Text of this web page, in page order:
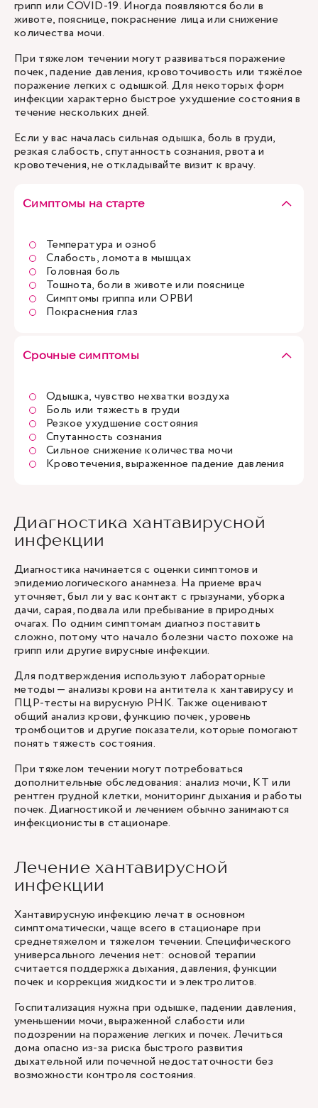
грипп или COVID-19. Иногда появляются боли в
животе, пояснице, покраснение лица или снижение
количества мочи.
При тяжелом течении могут развиваться поражение
почек, падение давления, кровоточивость или тяжёлое
поражение легких с одышкой. Для некоторых форм
инфекции характерно быстрое ухудшение состояния в
течение нескольких дней.
Если у вас началась сильная одышка, боль в груди,
резкая слабость, спутанность сознания, рвота и
кровотечения, не откладывайте визит к врачу.
Симптомы на старте
Температура и озноб
Слабость, ломота в мышцах
Головная боль
Тошнота, боли в животе или пояснице
Симптомы гриппа или ОРВИ
Покраснения глаз
Срочные симптомы
Одышка, чувство нехватки воздуха
Боль или тяжесть в груди
Резкое ухудшение состояния
Спутанность сознания
Сильное снижение количества мочи
Кровотечения, выраженное падение давления
Диагностика хантавирусной
инфекции
Диагностика начинается с оценки симптомов и
эпидемиологического анамнеза. На приеме врач
уточняет, был ли у вас контакт с грызунами, уборка
дачи, сарая, подвала или пребывание в природных
очагах. По одним симптомам диагноз поставить
сложно, потому что начало болезни часто похоже на
грипп или другие вирусные инфекции.
Для подтверждения используют лабораторные
методы — анализы крови на антитела к хантавирусу и
ПЦР-тесты на вирусную РНК. Также оценивают
общий анализ крови, функцию почек, уровень
тромбоцитов и другие показатели, которые помогают
понять тяжесть состояния.
При тяжелом течении могут потребоваться
дополнительные обследования: анализ мочи, КТ или
рентген грудной клетки, мониторинг дыхания и работы
почек. Диагностикой и лечением обычно занимаются
инфекционисты в стационаре.
Лечение хантавирусной
инфекции
Хантавирусную инфекцию лечат в основном
симптоматически, чаще всего в стационаре при
среднетяжелом и тяжелом течении. Специфического
универсального лечения нет: основой терапии
считается поддержка дыхания, давления, функции
почек и коррекция жидкости и электролитов.
Госпитализация нужна при одышке, падении давления,
уменьшении мочи, выраженной слабости или
подозрении на поражение легких и почек. Лечиться
дома опасно из-за риска быстрого развития
дыхательной или почечной недостаточности без
возможности контроля состояния.